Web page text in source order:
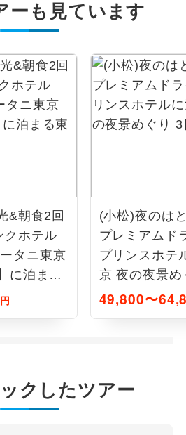
ーも見ています
&朝食2回
クホテル
タニ東京
に泊まる
円
(小松)夜のは
プレミアムド
プリンスホテ
京 夜の夜景
49,800〜
クしたツアー